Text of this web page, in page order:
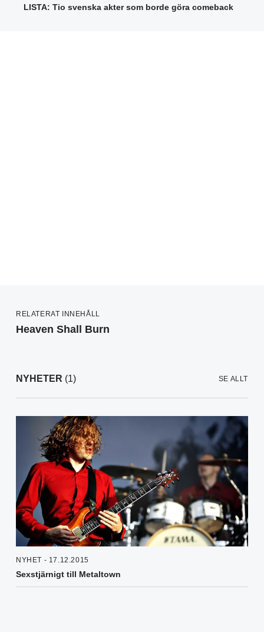
LISTA: Tio svenska akter som borde göra comeback
RELATERAT INNEHÅLL
Heaven Shall Burn
NYHETER (1) SE ALLT
NYHET - 17.12.2015
Sexstjärnigt till Metaltown